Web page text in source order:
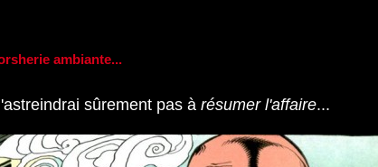
ambiante...
sûrement pas à résumer l'affaire...